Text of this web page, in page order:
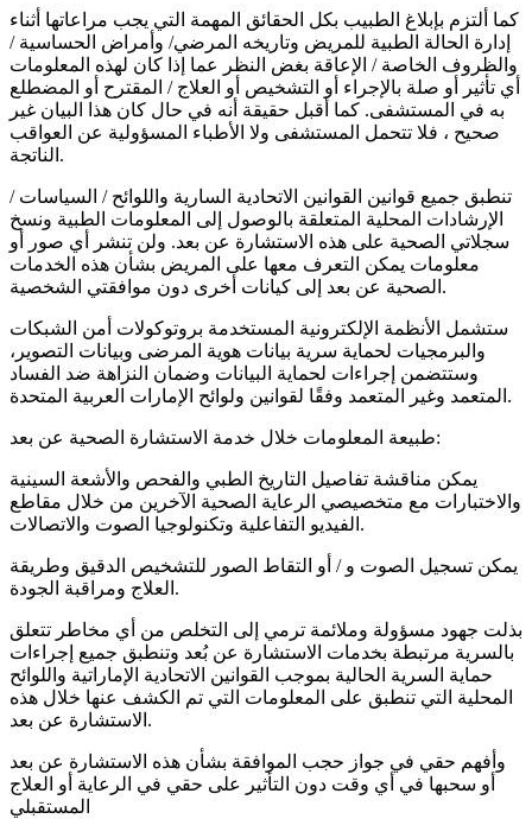
كما ألتزم بإبلاغ الطبيب بكل الحقائق المهمة التي يجب مراعاتها أثناء
إدارة الحالة الطبية للمريض وتاريخه المرضي/ وأمراض الحساسية /
والظروف الخاصة / الإعاقة بغض النظر عما إذا كان لهذه المعلومات
أي تأثير أو صلة بالإجراء أو التشخيص أو العلاج / المقترح أو المضطلع
به في المستشفى. كما أقبل حقيقة أنه في حال كان هذا البيان غير
صحيح ، فلا تتحمل المستشفى ولا الأطباء المسؤولية عن العواقب
الناتجة.
تنطبق جميع قوانين القوانين الاتحادية السارية واللوائح / السياسات /
الإرشادات المحلية المتعلقة بالوصول إلى المعلومات الطبية ونسخ
سجلاتي الصحية على هذه الاستشارة عن بعد. ولن تنشر أي صور أو
معلومات يمكن التعرف معها على المريض بشأن هذه الخدمات
الصحية عن بعد إلى كيانات أخرى دون موافقتي الشخصية.
ستشمل الأنظمة الإلكترونية المستخدمة بروتوكولات أمن الشبكات
والبرمجيات لحماية سرية بيانات هوية المرضى وبيانات التصوير،
وستتضمن إجراءات لحماية البيانات وضمان النزاهة ضد الفساد
المتعمد وغير المتعمد وفقًا لقوانين ولوائح الإمارات العربية المتحدة.
طبيعة المعلومات خلال خدمة الاستشارة الصحية عن بعد:
يمكن مناقشة تفاصيل التاريخ الطبي والفحص والأشعة السينية
والاختبارات مع متخصيصي الرعاية الصحية الآخرين من خلال مقاطع
الفيديو التفاعلية وتكنولوجيا الصوت والاتصالات.
يمكن تسجيل الصوت و / أو التقاط الصور للتشخيص الدقيق وطريقة
العلاج ومراقبة الجودة.
بذلت جهود مسؤولة وملائمة ترمي إلى التخلص من أي مخاطر تتعلق
بالسرية مرتبطة بخدمات الاستشارة عن بُعد وتنطبق جميع إجراءات
حماية السرية الحالية بموجب القوانين الاتحادية الإماراتية واللوائح
المحلية التي تنطبق على المعلومات التي تم الكشف عنها خلال هذه
الاستشارة عن بعد.
وأفهم حقي في جواز حجب الموافقة بشأن هذه الاستشارة عن بعد
أو سحبها في أي وقت دون التأثير على حقي في الرعاية أو العلاج
المستقبلي